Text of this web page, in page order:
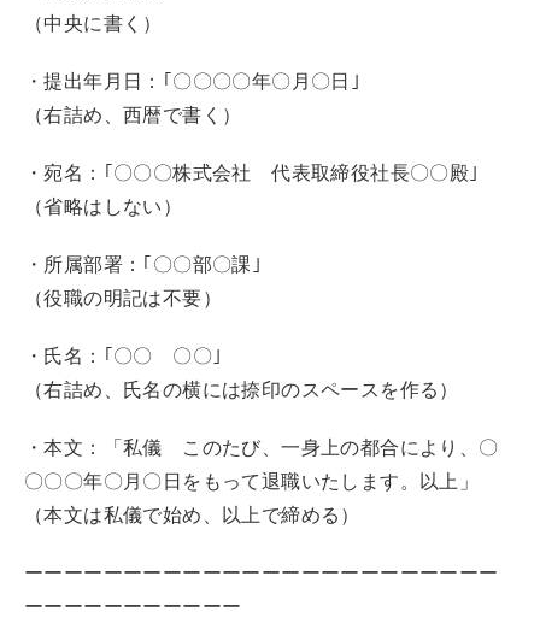
（中央に書く）
・提出年月日：｢〇〇〇〇年〇月〇日｣
（右詰め、西暦で書く）
・宛名：｢〇〇〇株式会社 代表取締役社長〇〇殿｣
（省略はしない）
・所属部署：｢〇〇部〇課｣
（役職の明記は不要）
・氏名：｢〇〇 〇〇｣
（右詰め、氏名の横には捺印のスペースを作る）
・本文：「私儀 このたび、一身上の都合により、〇
〇〇〇年〇月〇日をもって退職いたします。以上」
（本文は私儀で始め、以上で締める）
ーーーーーーーーーーーーーーーーーーーーーーーー
ーーーーーーーーーーー